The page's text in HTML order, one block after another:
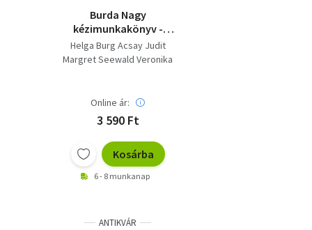
Burda Nagy
kézimunkakönyv -
mintaív melléklettel
(Recehorgolás -
hímzés - Tűfestés -
- Szőnyegcsomózás) -
Mellékletekkel
Helga Burg Acsay Judit
Margret Seewald Veronika
Online ár:
3 590 Ft
Kosárba
6 - 8 munkanap
ANTIKVÁR